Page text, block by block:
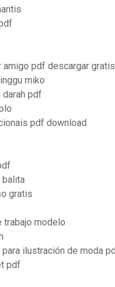
pdf descargar gratis
miko
darah pdf
pdf download
balita
gratis
trabajo modelo
ilustración de moda
pdf